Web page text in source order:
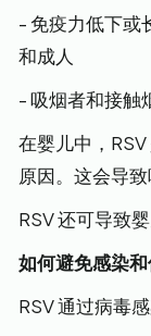
- 免疫力低下或
和成人
- 吸烟者和接触
在婴儿中，
原因。这会导
RSV 还可导致
如何避免感染
RSV 通过病毒